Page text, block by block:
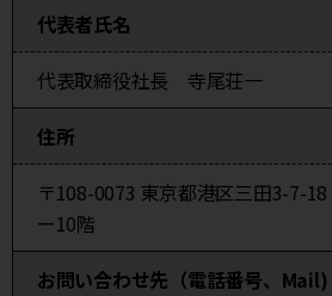
代表者氏名
代表取締役社長 寺尾荘一
住所
〒108-0073 東京都港区三田3-7-
ー10階
お問い合わせ先 （電話番号、Mail)